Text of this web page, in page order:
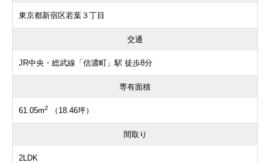
東京都新宿区若葉３丁目
交通
JR中央・総武線「信濃町」駅 徒歩8分
専有面積
61.05m2 （18.46坪）
間取り
2LDK